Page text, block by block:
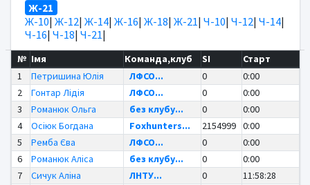
Ж-21
Ж-10| Ж-12| Ж-14| Ж-16| Ж-18| Ж-21| Ч-10| Ч-12| Ч-14|
Ч-16| Ч-18| Ч-21|
№ Імя Команда,клуб SI
Старт
1
Петришина Юлія ЛФСО... 0
0:00
2
Гонтар Лідія ЛФСО... 0
0:00
3
Романюк Ольга без клубу... 0
0:00
4
Осіюк Богдана Foxhunters... 2154999 0:00
5
Ремба Єва ЛФСО... 0
0:00
6
Романюк Аліса без клубу... 0
0:00
7
Сичук Аліна ЛНТУ... 0
11:58:28